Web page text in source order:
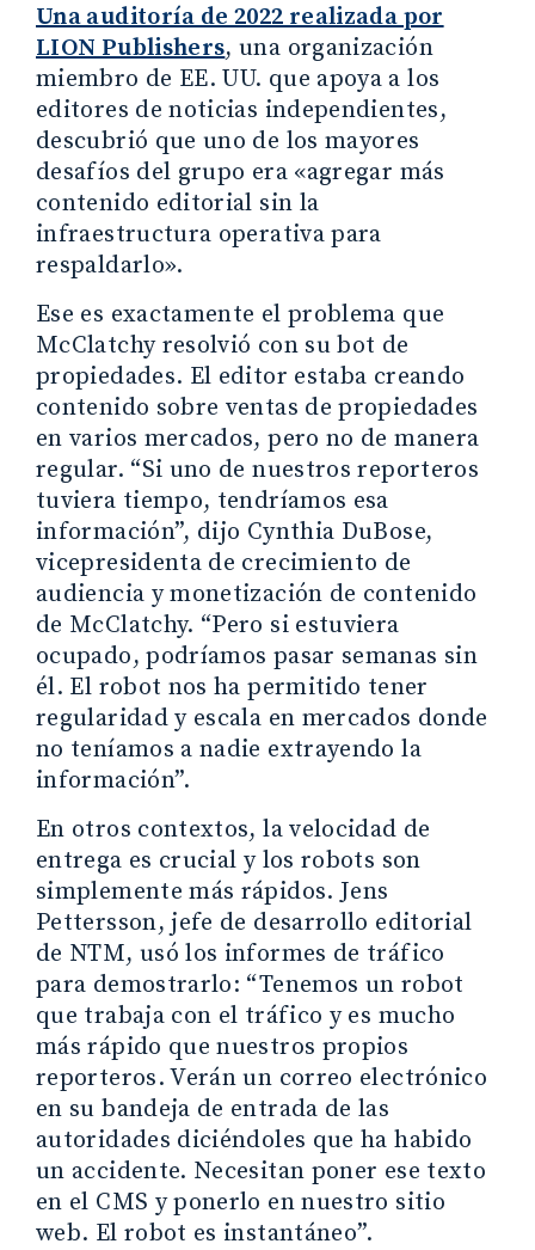
Una auditoría de 2022 realizada por
LION Publishers, una organización
miembro de EE. UU. que apoya a los
editores de noticias independientes,
descubrió que uno de los mayores
desafíos del grupo era «agregar más
contenido editorial sin la
infraestructura operativa para
respaldarlo».
Ese es exactamente el problema que
McClatchy resolvió con su bot de
propiedades. El editor estaba creando
contenido sobre ventas de propiedades
en varios mercados, pero no de manera
regular. “Si uno de nuestros reporteros
tuviera tiempo, tendríamos esa
información”, dijo Cynthia DuBose,
vicepresidenta de crecimiento de
audiencia y monetización de contenido
de McClatchy. “Pero si estuviera
ocupado, podríamos pasar semanas sin
él. El robot nos ha permitido tener
regularidad y escala en mercados donde
no teníamos a nadie extrayendo la
información”.
En otros contextos, la velocidad de
entrega es crucial y los robots son
simplemente más rápidos. Jens
Pettersson, jefe de desarrollo editorial
de NTM, usó los informes de tráfico
para demostrarlo: “Tenemos un robot
que trabaja con el tráfico y es mucho
más rápido que nuestros propios
reporteros. Verán un correo electrónico
en su bandeja de entrada de las
autoridades diciéndoles que ha habido
un accidente. Necesitan poner ese texto
en el CMS y ponerlo en nuestro sitio
web. El robot es instantáneo”.